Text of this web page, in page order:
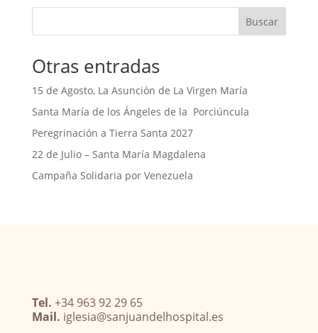
Buscar
Otras entradas
15 de Agosto, La Asunción de La Virgen María
Santa María de los Ángeles de la Porciúncula
Peregrinación a Tierra Santa 2027
22 de Julio – Santa María Magdalena
Campaña Solidaria por Venezuela
Tel. +34 963 92 29 65
Mail. iglesia@sanjuandelhospital.es